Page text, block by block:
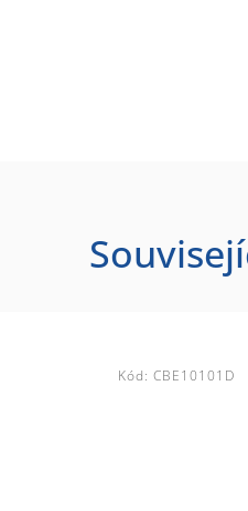
Kód: CBE10101D